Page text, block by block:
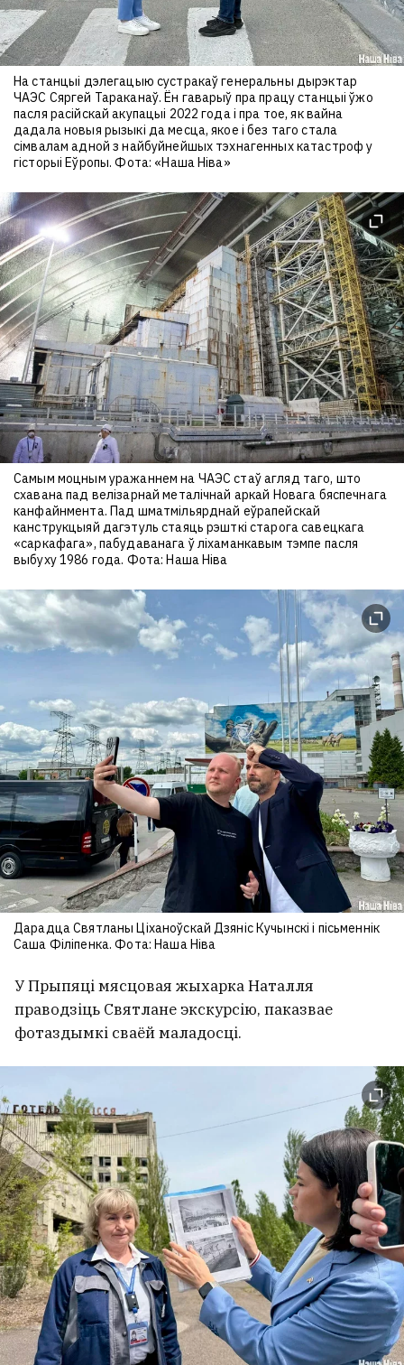
На станцыі дэлегацыю сустракаў генеральны дырэктар
ЧАЭС Сяргей Тараканаў. Ён гаварыў пра працу станцыі ўжо
пасля расійскай акупацыі 2022 года і пра тое, як вайна
дадала новыя рызыкі да месца, якое і без таго стала
сімвалам адной з найбуйнейшых тэхнагенных катастроф у
гісторыі Еўропы. Фота: «Наша Ніва»
Самым моцным уражаннем на ЧАЭС стаў агляд таго, што
схавана пад велізарнай металічнай аркай Новага бяспечнага
канфайнмента. Пад шматмільярднай еўрапейскай
канструкцыяй дагэтуль стаяць рэшткі старога савецкага
«саркафага», пабудаванага ў ліхаманкавым тэмпе пасля
выбуху 1986 года. Фота: Наша Ніва
Дарадца Святланы Ціханоўскай Дзяніс Кучынскі і пісьменнік
Саша Філіпенка. Фота: Наша Ніва
У Прыпяці мясцовая жыхарка Наталля
праводзіць Святлане экскурсію, паказвае
фотаздымкі сваёй маладосці.